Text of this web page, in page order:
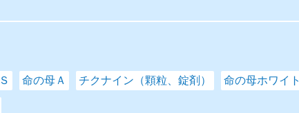
命の母Ａ チクナイン（顆粒、錠剤） 命の母ホワイト